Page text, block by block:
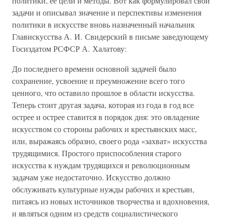
задачи и описывал значение и перспективы изменения
политики в искусстве вновь назначенный начальник
Главискусства А. И. Свидерский в письме заведующему
Госиздатом РСФСР А. Халатову:
До последнего времени основной задачей было
сохранение, усвоение и преумножение всего того
ценного, что оставило прошлое в области искусства.
Теперь стоит другая задача, которая из года в год все
острее и острее ставится в порядок дня: это овладение
искусством со стороны рабочих и крестьянских масс,
или, выражаясь образно, своего рода «захват» искусства
трудящимися. Простого приспособления старого
искусства к нуждам трудящихся и революционным
задачам уже недостаточно. Искусство должно
обслуживать культурные нужды рабочих и крестьян,
питаясь из новых источников творчества и вдохновения,
и являться одним из средств социалистического